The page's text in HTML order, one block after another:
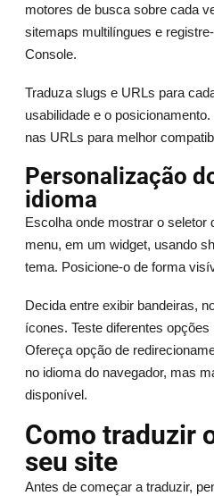
motores de busca sobre cada
sitemaps multilíngues e
Console.
Traduza slugs e URLs para
usabilidade e o
nas URLs para melhor
Personalização
idioma
Escolha onde mostrar o seletor
menu, em um widget, usando
tema. Posicione-o de forma
Decida entre exibir bandeiras,
ícones. Teste diferentes
Ofereça opção de
no idioma do navegador, mas
disponível.
Como traduzir
seu site
Antes de começar a traduzir,